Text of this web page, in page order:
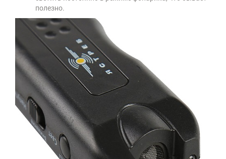
полезно.